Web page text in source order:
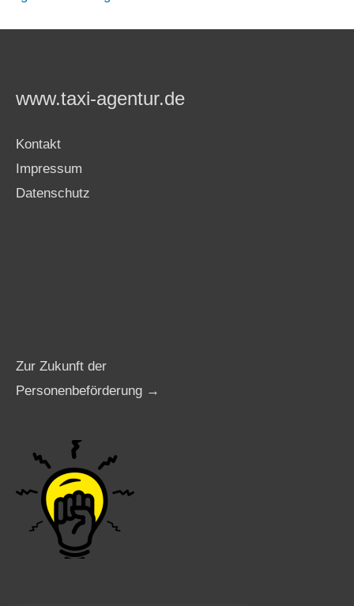
www.taxi-agentur.de
Kontakt
Impressum
Datenschutz
Zur Zukunft der
Personenbeförderung →